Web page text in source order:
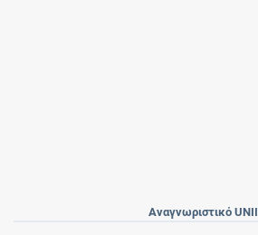
Αναγνωριστικό UNII